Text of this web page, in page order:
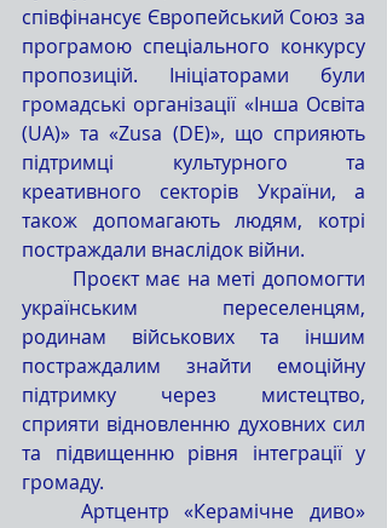
співфінансує Європейський Союз за
програмою спеціального конкурсу
пропозицій. Ініціаторами були
громадські організації «Інша Освіта
(UA)» та «Zusa (DE)», що сприяють
підтримці культурного та
креативного секторів України, а
також допомагають людям, котрі
постраждали внаслідок війни.
українським переселенцям,
родинам військових та іншим
постраждалим знайти емоційну
підтримку через мистецтво,
сприяти відновленню духовних сил
та підвищенню рівня інтеграції у
громаду.